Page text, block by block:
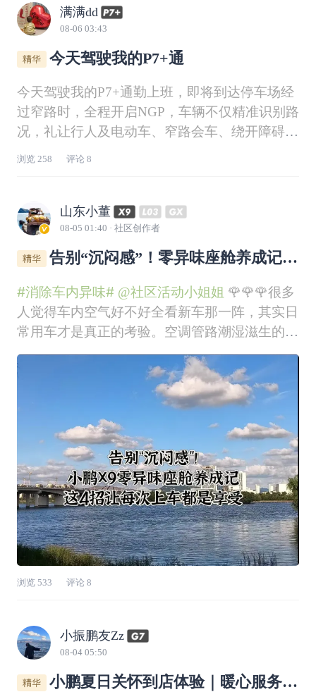
满满dd
08-06 03:43
今天驾驶我的P7+通
今天驾驶我的P7+通勤上班，即将到达停车场经
过窄路时，全程开启NGP，车辆不仅精准识别路
况，礼让行人及电动车、窄路会车、绕开障碍物
（行人）等操作都完成得很出色，全程无需我接
浏览 258 评论 8
山东小董
08-05 01:40 · 社区创作者
告别“沉闷感”！零异味座舱养成记，
#消除车内异味# @社区活动小姐姐 🌹🌹🌹很多
人觉得车内空气好不好全看新车那一阵，其实日
常用车才是真正的考验。空调管路潮湿滋生的霉
味、雨天带进来的泥腥气、早餐咖啡残留的余
味，甚至外循环吸入的尾气，都会让座舱不知不
觉变得沉闷浑浊。作为小鹏X9车主，我对气味
格外挑剔，经过长期摸索，总结了一套日常保
浏览 533 评论 8
小振鹏友Zz
08-04 05:50
小鹏夏日关怀到店体验｜暖心服务一